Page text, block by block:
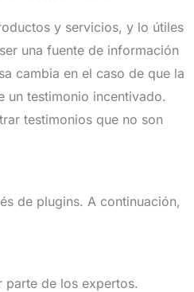
y servicios, y lo útiles
una fuente de información
cambia en el caso de que la
un testimonio incentivado.
testimonios que no son
de plugins. A continuación,
parte de los expertos.